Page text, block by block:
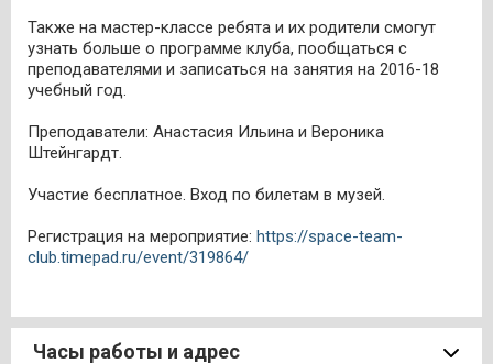
Также на мастер-классе ребята и их родители смогут
узнать больше о программе клуба, пообщаться с
преподавателями и записаться на занятия на 2016-18
учебный год.
Преподаватели: Анастасия Ильина и Вероника
Штейнгардт.
Участие бесплатное. Вход по билетам в музей.
Регистрация на мероприятие: https://space-team-
club.timepad.ru/event/319864/
Часы работы и адрес